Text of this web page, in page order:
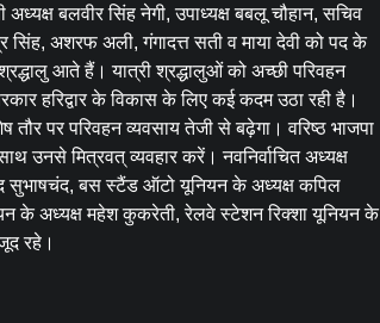
अध्यक्ष बलवीर सिंह नेगी, उपाध्यक्ष बबलू चौहान, सचिव
सिंह, अशरफ अली, गंगादत्त सती व माया देवी को पद के
आते हैं। यात्री श्रद्धालुओं को अच्छी परिवहन
हरिद्वार के विकास के लिए कई कदम उठा रही है।
तौर पर परिवहन व्यवसाय तेजी से बढ़ेगा। वरिष्ठ भाजपा
उनसे मित्रवत् व्यवहार करें। नवनिर्वाचित अध्यक्ष
सुभाषचंद, बस स्टैंड ऑटो यूनियन के अध्यक्ष कपिल
के अध्यक्ष महेश कुकरेती, रेलवे स्टेशन रिक्शा यूनियन के
रहे।